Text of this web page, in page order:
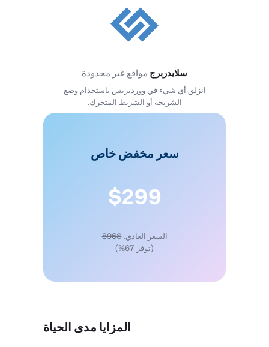
سلايدربرج مواقع غير محدودة
انزلق أي شيء في ووردبريس باستخدام وضع
الشريحة أو الشريط المتحرك.
سعر مخفض خاص
$299
السعر العادي:$896
(توفر 67%)
المزايا مدى الحياة